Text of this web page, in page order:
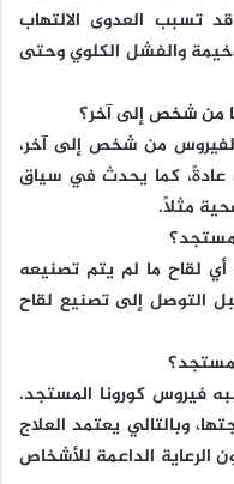
تسبب العدوى الالتهاب
والفشل الكلوي وحتى
من شخص إلى آخر،
عادةً، كما يحدث في سياق
مثلاً.
لقاح ما لم يتم تصنيعه
التوصل إلى تصنيع لقاح
فيروس كورونا المستجد.
وبالتالي يعتمد العلاج
الرعاية الداعمة للأشخاص